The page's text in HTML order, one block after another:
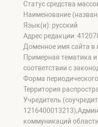
Статус средства
Наименование
Язык(и): русский
Адрес редакции:
Доменное имя сайта в
Примерная тематика
соответствии с
Форма
Территория
Учредитель
коммуникаций